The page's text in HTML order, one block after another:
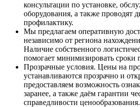
консультации по установке,
оборудования, а также проводят
профилактику.
Мы предлагаем оперативную
независимо от региона
Наличие собственного
помогает минимизировать сроки
Прозрачные условия. Цены на
устанавливаются прозрачно и
предоставляем возможность
заранее, а также даём гарантии
справедливости ценообразования.